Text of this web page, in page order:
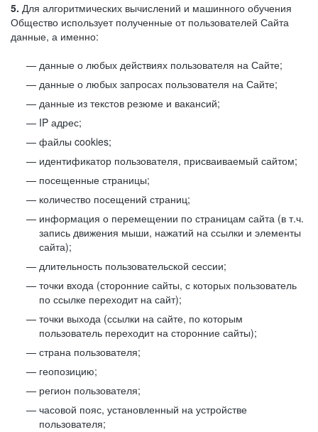
5. Для алгоритмических вычислений и машинного обучения
Общество использует полученные от пользователей Сайта
данные, а именно:
данные о любых действиях пользователя на Сайте;
данные о любых запросах пользователя на Сайте;
данные из текстов резюме и вакансий;
IP адрес;
файлы cookies;
идентификатор пользователя, присваиваемый сайтом;
посещенные страницы;
количество посещений страниц;
информация о перемещении по страницам сайта (в т.ч.
запись движения мыши, нажатий на ссылки и элементы
сайта);
длительность пользовательской сессии;
точки входа (сторонние сайты, с которых пользователь
по ссылке переходит на сайт);
точки выхода (ссылки на сайте, по которым
пользователь переходит на сторонние сайты);
страна пользователя;
геопозицию;
регион пользователя;
часовой пояс, установленный на устройстве
пользователя;